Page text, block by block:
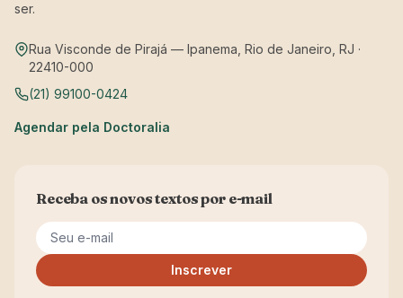
ser.
Rua Visconde de Pirajá — Ipanema, Rio de Janeiro, RJ ·
22410-000
(21) 99100-0424
Agendar pela Doctoralia
Receba os novos textos por e-mail
Seu e-mail
Inscrever